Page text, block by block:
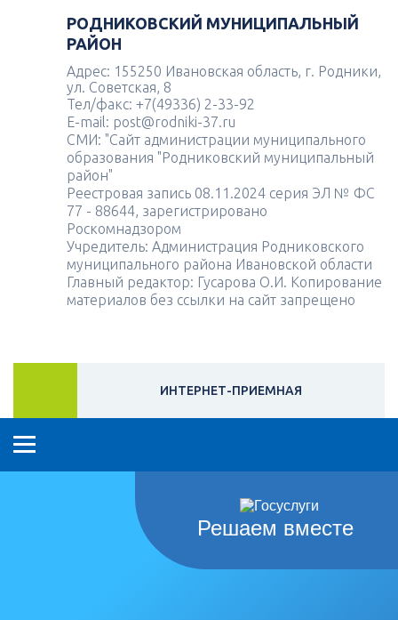
РОДНИКОВСКИЙ МУНИЦИПАЛЬНЫЙ
РАЙОН
Адрес: 155250 Ивановская область, г. Родники,
ул. Советская, 8
Тел/факс: +7(49336) 2-33-92
E-mail: post@rodniki-37.ru
СМИ: "Сайт администрации муниципального
образования "Родниковский муниципальный
район"
Реестровая запись 08.11.2024 серия ЭЛ № ФС
77 - 88644, зарегистрировано
Роскомнадзором
Учредитель: Администрация Родниковского
муниципального района Ивановской области
Главный редактор: Гусарова О.И. Копирование
материалов без ссылки на сайт запрещено
ИНТЕРНЕТ-ПРИЕМНАЯ
Решаем вместе